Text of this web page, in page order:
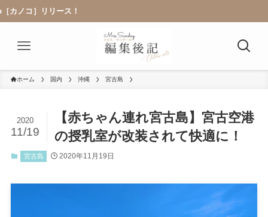
ス！
ホーム 国内 沖縄 宮古島
【赤ちゃん連れ宮古島】宮古空港
の授乳室が改装されて快適に！
2020
11/19
宮古島 2020年11月19日